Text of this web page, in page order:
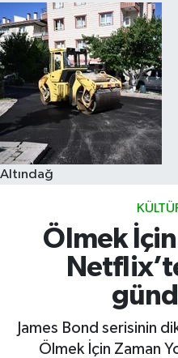
Altındağ
Ölmek
James Bond serisinin
Ölmek İçin Zaman